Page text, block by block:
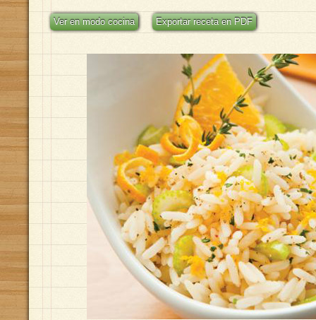
Ver en modo cocina Exportar receta en PDF